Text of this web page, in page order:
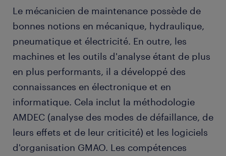
Le mécanicien de maintenance possède de
bonnes notions en mécanique, hydraulique,
pneumatique et électricité. En outre, les
machines et les outils d'analyse étant de plus
en plus performants, il a développé des
connaissances en électronique et en
informatique. Cela inclut la méthodologie
AMDEC (analyse des modes de défaillance, de
leurs effets et de leur criticité) et les logiciels
d'organisation GMAO. Les compétences